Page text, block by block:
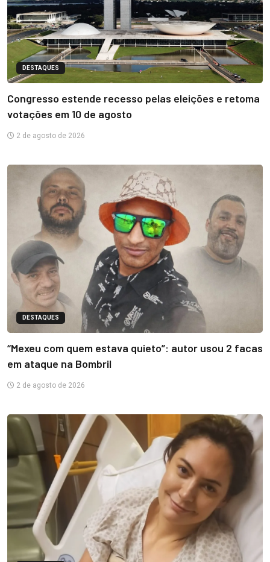
DESTAQUES
Congresso estende recesso pelas eleições e retoma
votações em 10 de agosto
2 de agosto de 2026
DESTAQUES
“Mexeu com quem estava quieto”: autor usou 2 facas
em ataque na Bombril
2 de agosto de 2026